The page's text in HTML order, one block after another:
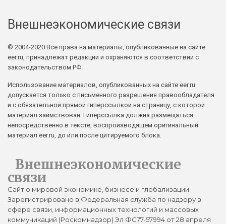
Внешнеэкономические связи
© 2004-2020 Все права на материалы, опубликованные на сайте
eer.ru, принадлежат редакции и охраняются в соответствии с
законодательством РФ.
Использование материалов, опубликованных на сайте eer.ru
допускается только с письменного разрешения правообладателя
и с обязательной прямой гиперссылкой на страницу, с которой
материал заимствован. Гиперссылка должна размещаться
непосредственно в тексте, воспроизводящем оригинальный
материал eer.ru, до или после цитируемого блока.
Внешнеэкономические
связи
Сайт о мировой экономике, бизнесе и глобализации
Зарегистрировано в Федеральная служба по надзору в
сфере связи, информационных технологий и массовых
коммуникаций (Роскомнадзор) Эл ФС77-57994 от 28 апреля